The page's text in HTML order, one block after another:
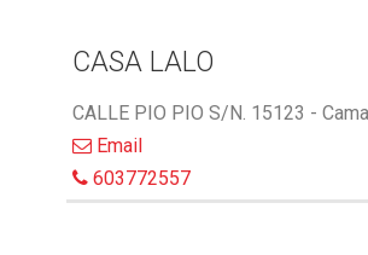
CASA LALO
CALLE PIO PIO S/N. 15123 -
Email
603772557